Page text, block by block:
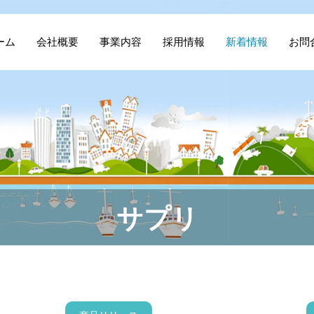
ム 会社概要 事業内容 採用情報 新着情報 お問
サプリ